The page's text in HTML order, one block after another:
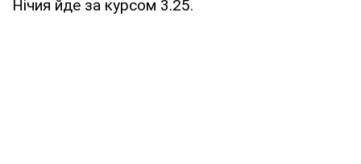
Нічия йде за курсом 3.25.